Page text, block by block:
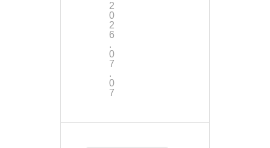
さ
れ
ま
し
た
2
0
2
6
.
0
7
.
0
7